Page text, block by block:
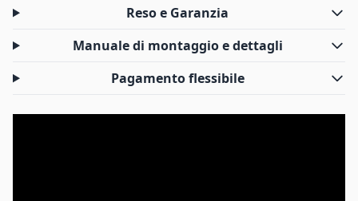
Reso e Garanzia
Manuale di montaggio e dettagli
Pagamento flessibile